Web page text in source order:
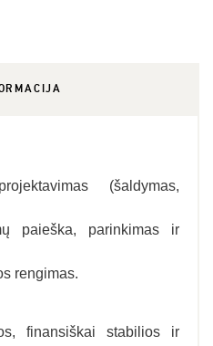
(šaldymas,
paieška, parinkimas ir
rengimas.
finansiškai stabilios ir